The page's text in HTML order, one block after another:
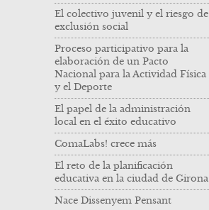
El colectivo juvenil y el riesgo de
exclusión social
Proceso participativo para la
elaboración de un Pacto
Nacional para la Actividad Física
y el Deporte
El papel de la administración
local en el éxito educativo
ComaLabs! crece más
El reto de la planificación
educativa en la ciudad de Girona
Nace Dissenyem Pensant